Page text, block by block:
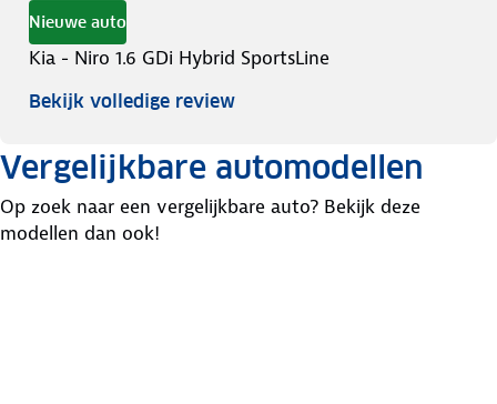
Nieuwe auto
Kia - Niro 1.6 GDi Hybrid SportsLine
Bekijk volledige review
Vergelijkbare automodellen
Op zoek naar een vergelijkbare auto? Bekijk deze
modellen dan ook!